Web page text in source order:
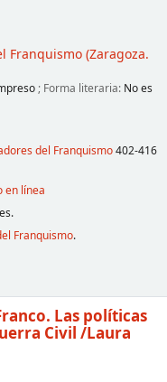
Franquismo(Zaragoza.
; Forma literaria: No es
del Franquismo402-416
en línea
Franquismo.
Las políticas
Civil /Laura